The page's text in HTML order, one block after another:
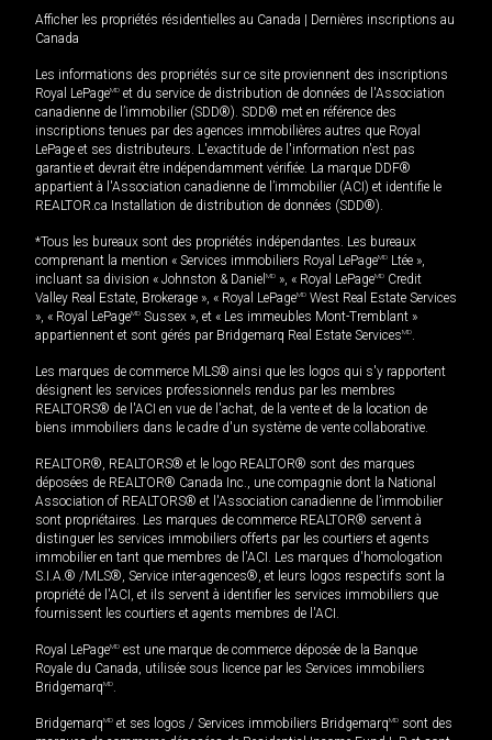
Afficher les propriétés résidentielles au Canada
Dernières inscriptions au
Canada
Les informations des propriétés sur ce site proviennent des inscriptions
Royal LePageMD et du service de distribution de données de l'Association
canadienne de l’immobilier (SDD®). SDD® met en référence des
inscriptions tenues par des agences immobilières autres que Royal
LePage et ses distributeurs. L'exactitude de l'information n'est pas
garantie et devrait être indépendamment vérifiée. La marque DDF®
appartient à l'Association canadienne de l’immobilier (ACI) et identifie le
REALTOR.ca Installation de distribution de données (SDD®).
*Tous les bureaux sont des propriétés indépendantes. Les bureaux
comprenant la mention « Services immobiliers Royal LePageMD Ltée »,
incluant sa division « Johnston & Daniel MD », « Royal LePageMD Credit
Valley Real Estate, Brokerage », « Royal LePageMD West Real Estate Services
», « Royal LePageMD Sussex », et « Les immeubles Mont-Tremblant »
appartiennent et sont gérés par Bridgemarq Real Estate ServicesMD.
Les marques de commerce MLS® ainsi que les logos qui s'y rapportent
désignent les services professionnels rendus par les membres
REALTORS® de l'ACI en vue de l'achat, de la vente et de la location de
biens immobiliers dans le cadre d'un système de vente collaborative.
REALTOR®, REALTORS® et le logo REALTOR® sont des marques
déposées de REALTOR® Canada Inc., une compagnie dont la National
Association of REALTORS® et l'Association canadienne de l’immobilier
sont propriétaires. Les marques de commerce REALTOR® servent à
distinguer les services immobiliers offerts par les courtiers et agents
immobilier en tant que membres de l'ACI. Les marques d'homologation
S.I.A.® /MLS®, Service inter-agences®, et leurs logos respectifs sont la
propriété de l'ACI, et ils servent à identifier les services immobiliers que
fournissent les courtiers et agents membres de l'ACI.
Royal LePageMD est une marque de commerce déposée de la Banque
Royale du Canada, utilisée sous licence par les Services immobiliers
BridgemarqMD.
BridgemarqMD et ses logos / Services immobiliers BridgemarqMD sont des